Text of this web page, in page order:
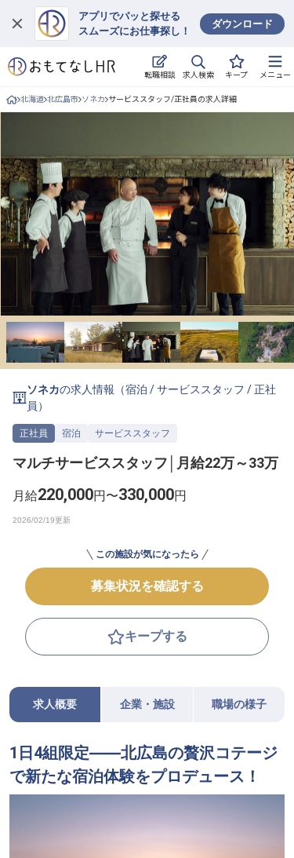
アプリでパッと探せる
スムーズにお仕事探し！
ダウンロード
転職相談 求人検索 キープ メニュー
ログイン
求人・施設を探す
就職・転職 合同説明会
おもてなしHRについて
ご利用の流れ
よくある質問
ホテル・宿泊業界情報コラム
無料 転職サポートに申し込む
北海道 北広島市 ソネカ サービススタッフ/正社員の求人詳細
ソネカの求人情報（宿泊 /サービススタッフ /正社
員 ）
正社員 宿泊 サービススタッフ
マルチサービススタッフ│月給22万～33万
月給220,000円〜330,000円
この施設が気になったら
募集状況を確認する
キープする
求人概要 企業・施設 職場の様子
1日4組限定――北広島の贅沢コテージ
で新たな宿泊体験をプロデュース！